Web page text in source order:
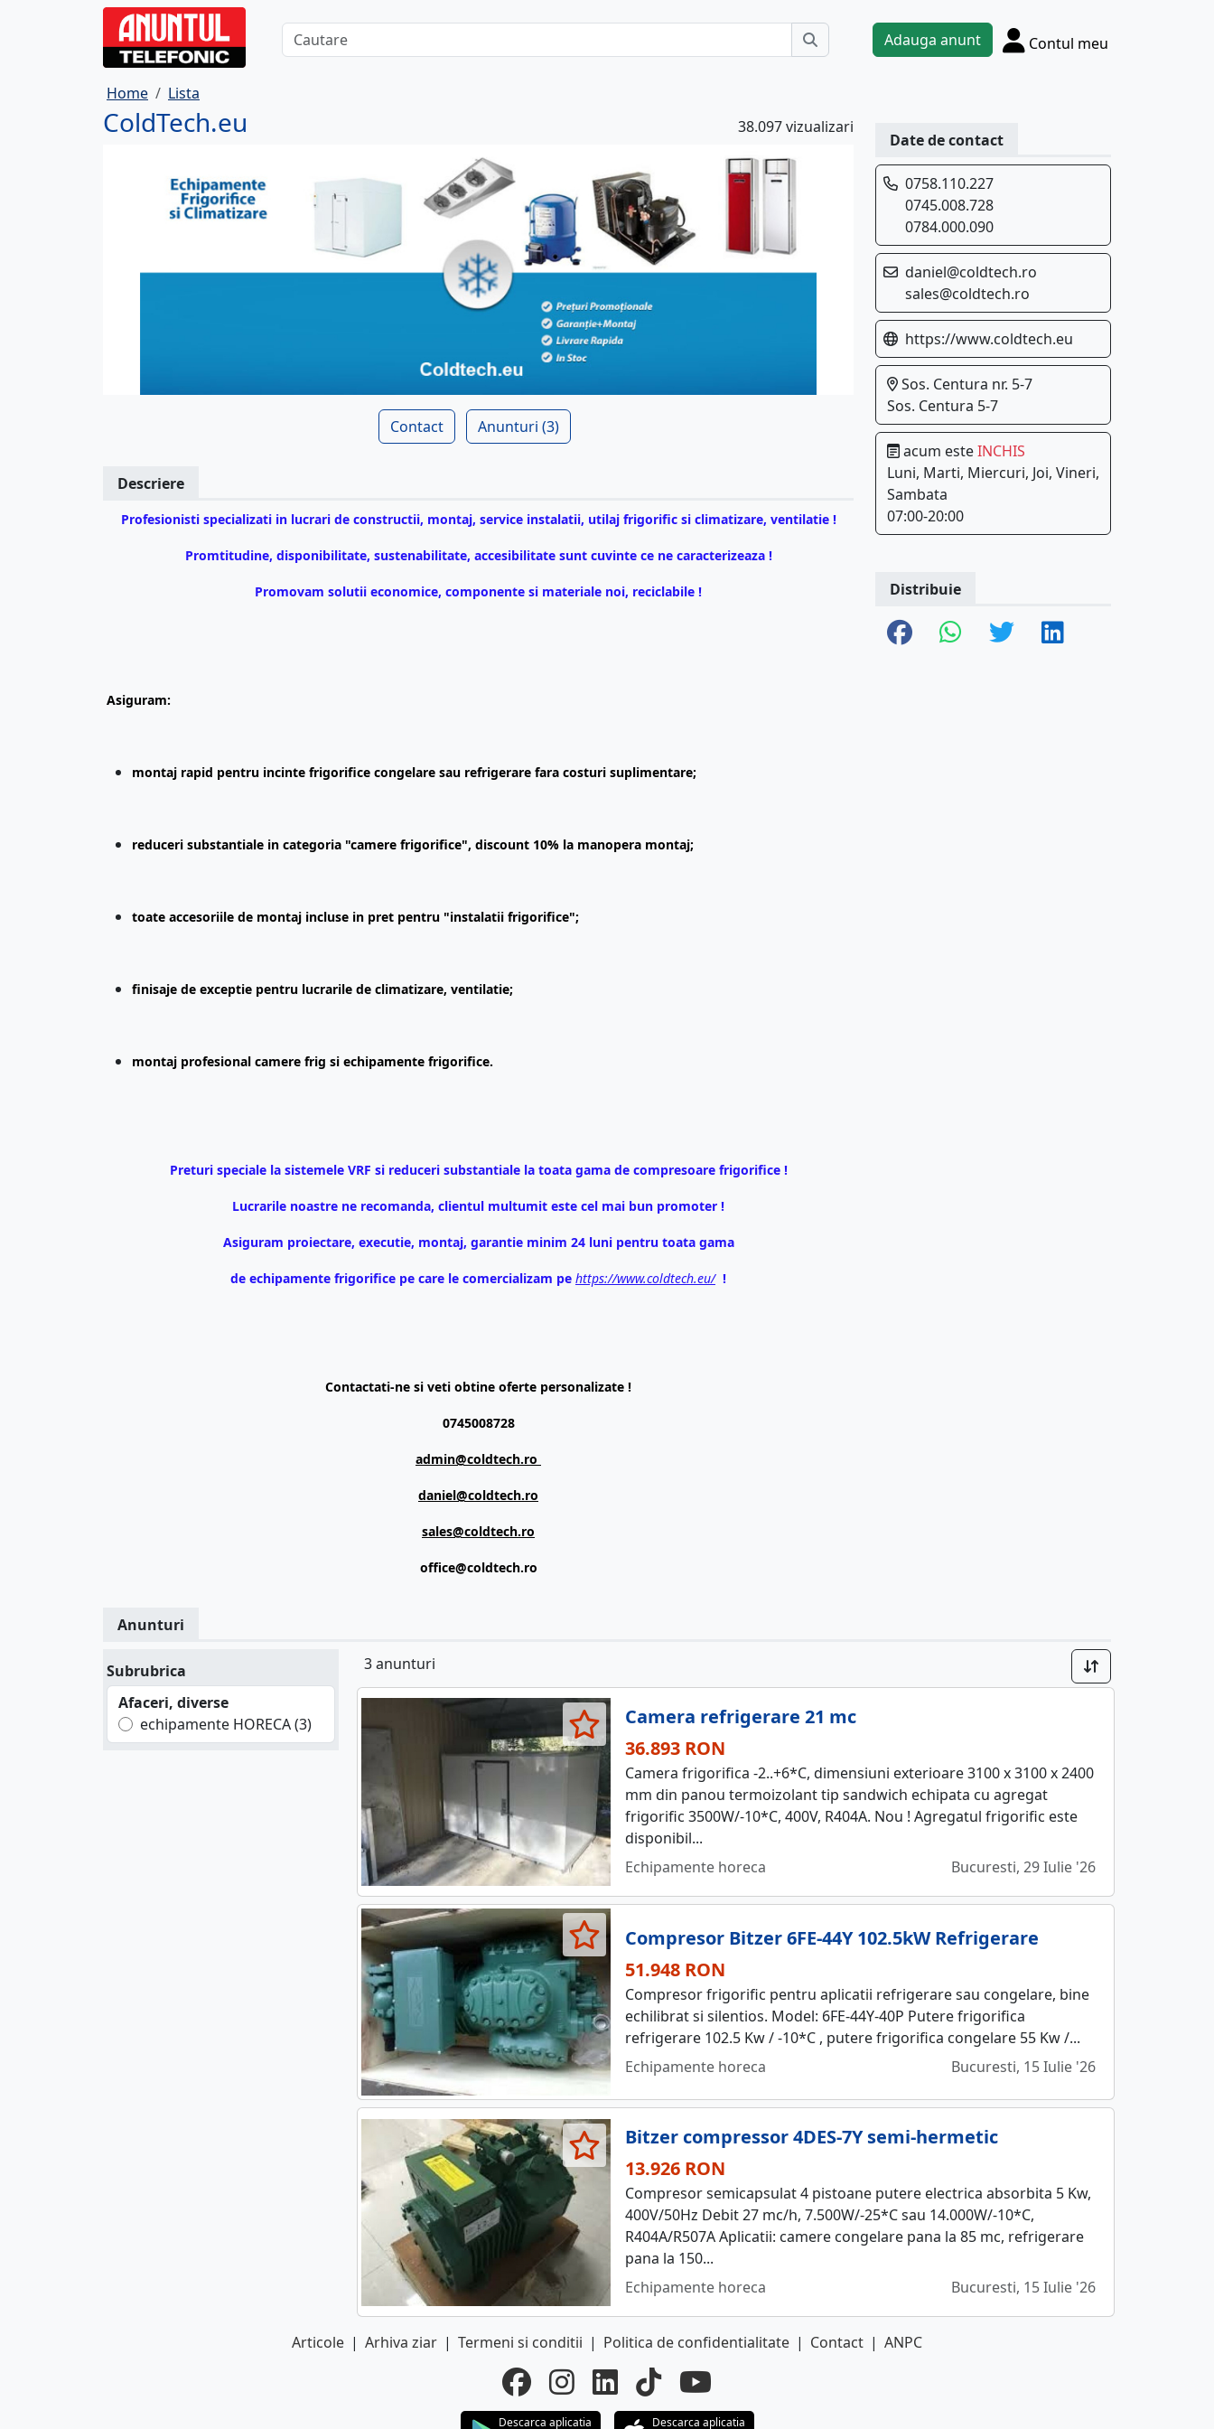
Adauga anunt Contul meu
Home Lista
ColdTech.eu 38.097 vizualizari
Contact Anunturi (3)
Descriere
Profesionisti specializati in lucrari de constructii, montaj, service instalatii, utilaj frigorific si climatizare, ventilatie !
Promtitudine, disponibilitate, sustenabilitate, accesibilitate sunt cuvinte ce ne caracterizeaza !
Promovam solutii economice, componente si materiale noi, reciclabile !
Asiguram:
montaj rapid pentru incinte frigorifice congelare sau refrigerare fara costuri suplimentare;
reduceri substantiale in categoria "camere frigorifice", discount 10% la manopera montaj;
toate accesoriile de montaj incluse in pret pentru "instalatii frigorifice";
finisaje de exceptie pentru lucrarile de climatizare, ventilatie;
montaj profesional camere frig si echipamente frigorifice.
Preturi speciale la sistemele VRF si reduceri substantiale la toata gama de compresoare frigorifice !
Lucrarile noastre ne recomanda, clientul multumit este cel mai bun promoter !
Asiguram proiectare, executie, montaj, garantie minim 24 luni pentru toata gama
de echipamente frigorifice pe care le comercializam pe https://www.coldtech.eu/ !
Contactati-ne si veti obtine oferte personalizate !
0745008728
admin@coldtech.ro
daniel@coldtech.ro
sales@coldtech.ro
office@coldtech.ro
Date de contact
0758.110.227
0745.008.728
0784.000.090
daniel@coldtech.ro
sales@coldtech.ro
https://www.coldtech.eu
Sos. Centura nr. 5-7
Sos. Centura 5-7
acum esteINCHIS
Luni, Marti, Miercuri, Joi, Vineri,
Sambata
07:00-20:00
Distribuie
Anunturi
Subrubrica
Afaceri, diverse
echipamente HORECA (3)
3 anunturi
Camera refrigerare 21 mc
36.893 RON
Camera frigorifica -2..+6*C, dimensiuni exterioare 3100 x 3100 x 2400
mm din panou termoizolant tip sandwich echipata cu agregat
frigorific 3500W/-10*C, 400V, R404A. Nou ! Agregatul frigorific este
disponibil...
Echipamente horeca
Bucuresti, 29 Iulie '26
Compresor Bitzer 6FE-44Y 102.5kW Refrigerare
51.948 RON
Compresor frigorific pentru aplicatii refrigerare sau congelare, bine
echilibrat si silentios. Model: 6FE-44Y-40P Putere frigorifica
refrigerare 102.5 Kw / -10*C , putere frigorifica congelare 55 Kw /...
Echipamente horeca
Bucuresti, 15 Iulie '26
Bitzer compressor 4DES-7Y semi-hermetic
13.926 RON
Compresor semicapsulat 4 pistoane putere electrica absorbita 5 Kw,
400V/50Hz Debit 27 mc/h, 7.500W/-25*C sau 14.000W/-10*C,
R404A/R507A Aplicatii: camere congelare pana la 85 mc, refrigerare
pana la 150...
Echipamente horeca
Bucuresti, 15 Iulie '26
Articole | Arhiva ziar | Termeni si conditii | Politica de confidentialitate | Contact | ANPC
Descarca aplicatia Descarca aplicatia